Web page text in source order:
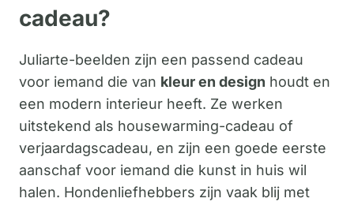
cadeau?
Juliarte-beelden zijn een passend cadeau
voor iemand die van kleur en design houdt en
een modern interieur heeft. Ze werken
uitstekend als housewarming-cadeau of
verjaardagscadeau, en zijn een goede eerste
aanschaf voor iemand die kunst in huis wil
halen. Hondenliefhebbers zijn vaak blij met